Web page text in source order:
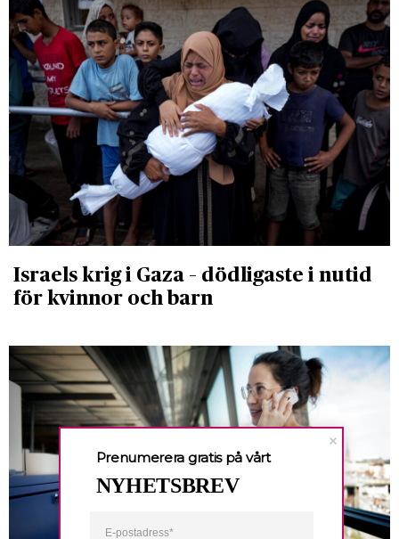
Israels krig i Gaza – dödligaste i nutid
för kvinnor och barn
Prenumerera gratis på vårt
NYHETSBREV